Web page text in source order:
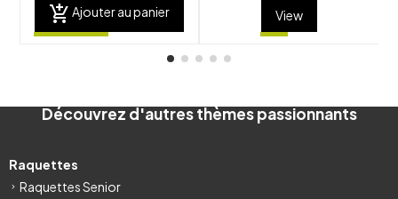
add_shopping_cart Ajouter au panier View
Découvrez d'autres thèmes passionnants
Raquettes
Raquettes Senior